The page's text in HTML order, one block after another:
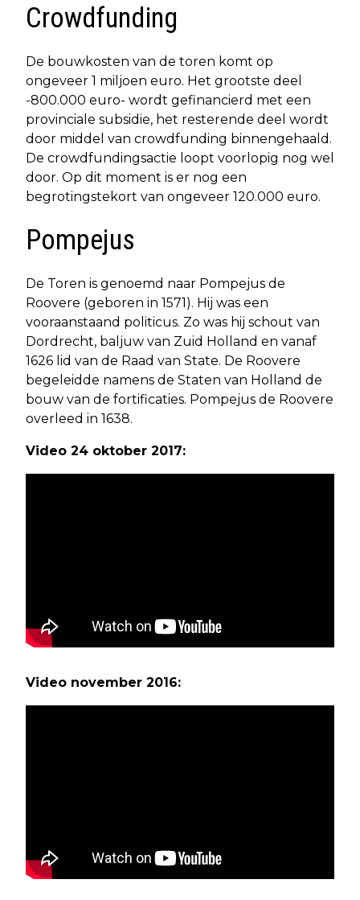
Crowdfunding
De bouwkosten van de toren komt op
ongeveer 1 miljoen euro. Het grootste deel
-800.000 euro- wordt gefinancierd met een
provinciale subsidie, het resterende deel wordt
door middel van crowdfunding binnengehaald.
De crowdfundingsactie loopt voorlopig nog wel
door. Op dit moment is er nog een
begrotingstekort van ongeveer 120.000 euro.
Pompejus
De Toren is genoemd naar Pompejus de
Roovere (geboren in 1571). Hij was een
vooraanstaand politicus. Zo was hij schout van
Dordrecht, baljuw van Zuid Holland en vanaf
1626 lid van de Raad van State. De Roovere
begeleidde namens de Staten van Holland de
bouw van de fortificaties. Pompejus de Roovere
overleed in 1638.
Video 24 oktober 2017:
Video november 2016: